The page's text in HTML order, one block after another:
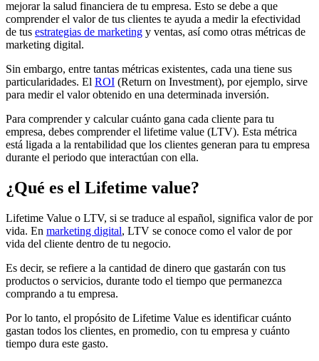
mejorar la salud financiera de tu empresa. Esto se debe a que
comprender el valor de tus clientes te ayuda a medir la efectividad
de tus estrategias de marketing y ventas, así como otras métricas de
marketing digital.
Sin embargo, entre tantas métricas existentes, cada una tiene sus
particularidades. El ROI (Return on Investment), por ejemplo, sirve
para medir el valor obtenido en una determinada inversión.
Para comprender y calcular cuánto gana cada cliente para tu
empresa, debes comprender el lifetime value (LTV). Esta métrica
está ligada a la rentabilidad que los clientes generan para tu empresa
durante el periodo que interactúan con ella.
¿Qué es el Lifetime value?
Lifetime Value o LTV, si se traduce al español, significa valor de por
vida. En marketing digital, LTV se conoce como el valor de por
vida del cliente dentro de tu negocio.
Es decir, se refiere a la cantidad de dinero que gastarán con tus
productos o servicios, durante todo el tiempo que permanezca
comprando a tu empresa.
Por lo tanto, el propósito de Lifetime Value es identificar cuánto
gastan todos los clientes, en promedio, con tu empresa y cuánto
tiempo dura este gasto.